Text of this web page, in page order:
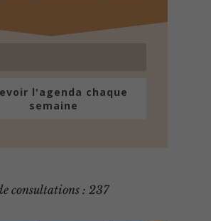
l'agenda chaque
semaine
consultations : 237